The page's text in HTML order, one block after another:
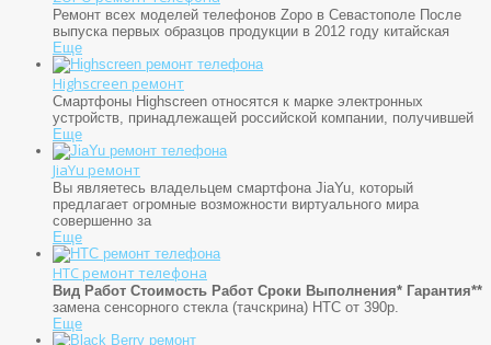
Ремонт всех моделей телефонов Zopo в Севастополе После
выпуска первых образцов продукции в 2012 году китайская
Еще
Highscreen ремонт
Смартфоны Highscreen относятся к марке электронных
устройств, принадлежащей российской компании, получившей
Еще
JiaYu ремонт
Вы являетесь владельцем смартфона JiaYu, который
предлагает огромные возможности виртуального мира
совершенно за
Еще
HTC ремонт телефона
Вид Работ Стоимость Работ Сроки Выполнения* Гарантия**
замена сенсорного стекла (тачскрина) HTC от 390р.
Еще